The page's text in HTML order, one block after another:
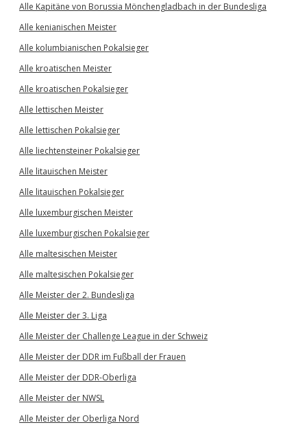
Alle Kapitäne von Borussia Mönchengladbach in der Bundesliga
Alle kenianischen Meister
Alle kolumbianischen Pokalsieger
Alle kroatischen Meister
Alle kroatischen Pokalsieger
Alle lettischen Meister
Alle lettischen Pokalsieger
Alle liechtensteiner Pokalsieger
Alle litauischen Meister
Alle litauischen Pokalsieger
Alle luxemburgischen Meister
Alle luxemburgischen Pokalsieger
Alle maltesischen Meister
Alle maltesischen Pokalsieger
Alle Meister der 2. Bundesliga
Alle Meister der 3. Liga
Alle Meister der Challenge League in der Schweiz
Alle Meister der DDR im Fußball der Frauen
Alle Meister der DDR-Oberliga
Alle Meister der NWSL
Alle Meister der Oberliga Nord